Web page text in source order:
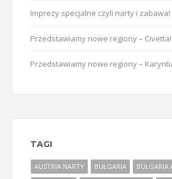
Imprezy specjalne czyli narty i zabawa!
Przedstawiamy nowe regiony – Civetta!
Przedstawiamy nowe regiony –
TAGI
AUSTRIA NARTY BUŁGARIA
BUŁGARIA